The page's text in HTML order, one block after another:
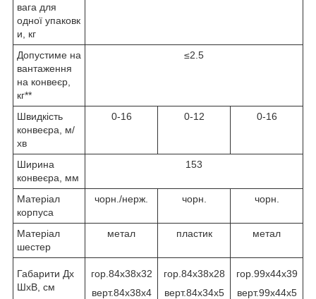
вага для
одної упаковк
и, кг
Допустиме на
вантаження
на конвеєр,
кг**
≤2.5
Швидкість
конвеєра, м/
хв
0-16 0-12 0-16
Ширина
конвеєра, мм
153
Матеріал
корпуса
чорн./нерж. чорн. чорн.
Матеріал
шестер
метал пластик метал
Габарити Дх
ШхВ, см
гор.84х38х32
верт.84х38х4
гор.84х38х28
верт.84х34х5
гор.99х44х39
верт.99х44х5